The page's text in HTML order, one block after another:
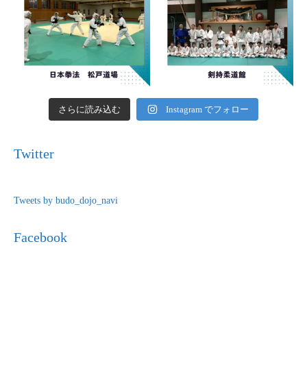
さらに読み込む Instagram でフォロー
Twitter
Tweets by budo_dojo_navi
Facebook